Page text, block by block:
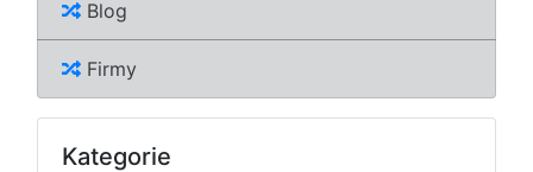
Blog
Firmy
Kategorie